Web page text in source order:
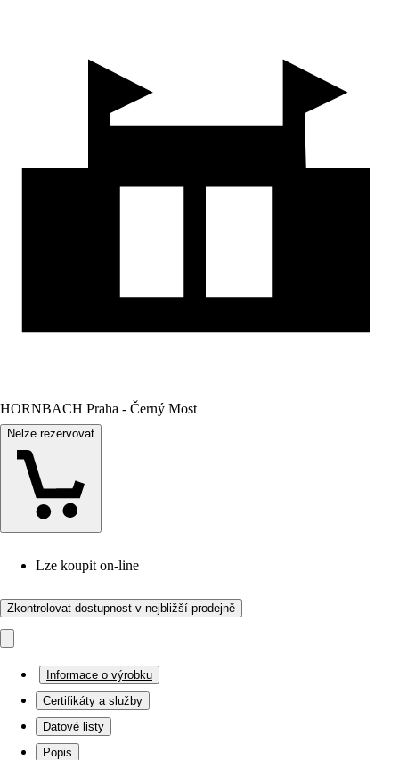
HORNBACH Praha - Černý Most
Nelze rezervovat
Lze koupit on-line
Zkontrolovat dostupnost v nejbližší prodejně
Informace o výrobku
Certifikáty a služby
Datové listy
Popis